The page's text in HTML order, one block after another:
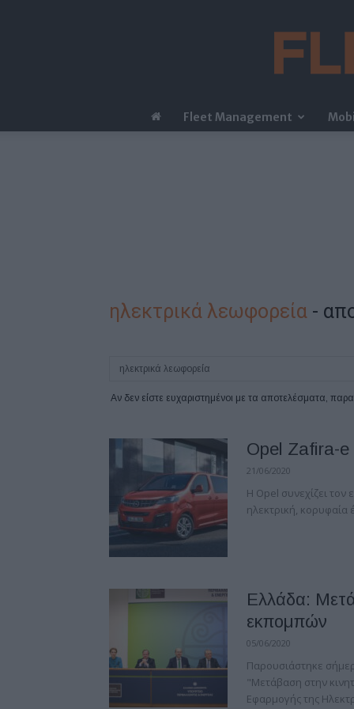
Fleet Management
ηλεκτρικά λεωφορεία -
Αν δεν είστε ευχαριστημένοι με τα αποτελέσματα,
Opel Zafira-e
21/06/2020
Η Opel συνεχίζει τον
ηλεκτρική,
Ελλάδα:
εκπομπών
05/06/2020
Παρουσιάστηκε
"Μετάβαση στην
Εφαρμογής της